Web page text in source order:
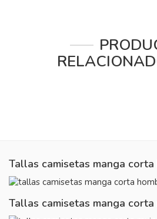
Tallas camisetas manga corta
Tallas camisetas manga corta